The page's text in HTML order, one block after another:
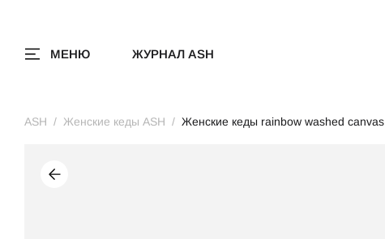
МЕНЮ ЖУРНАЛ ASH
ASH Женские кеды ASH Женские кеды rainbow washed canvas